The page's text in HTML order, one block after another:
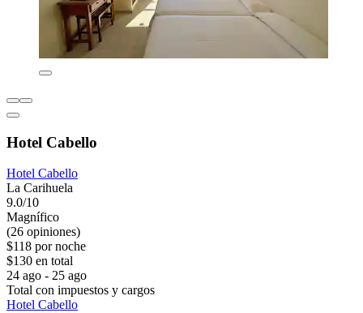
Hotel Cabello
Hotel Cabello
La Carihuela
9.0/10
Magnífico
(26 opiniones)
$118 por noche
$130 en total
24 ago - 25 ago
Total con impuestos y cargos
Hotel Cabello